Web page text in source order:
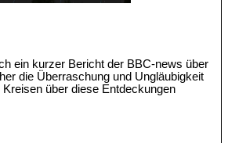
ein kurzer Bericht der BBC-news über
die Überraschung und Ungläubigkeit
über diese Entdeckungen